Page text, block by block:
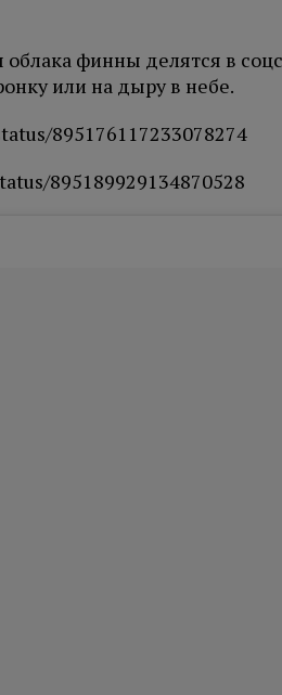
финны делятся в
или на дыру в небе.
895176117233078274
895189929134870528